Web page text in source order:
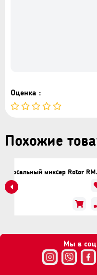
Похожие
Электрический универсальный миксер Rotor RM2000
Оценка :
Мы в